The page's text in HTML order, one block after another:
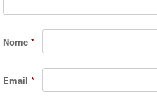
Nome*
Email*